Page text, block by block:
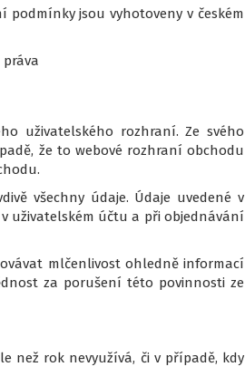
jsou vyhotoveny v českém
uživatelského rozhraní. Ze svého
že to webové rozhraní obchodu
všechny údaje. Údaje uvedené v
uživatelském účtu a při objednávání
mlčenlivost ohledně informací
za porušení této povinnosti ze
než rok nevyužívá, či v případě, kdy